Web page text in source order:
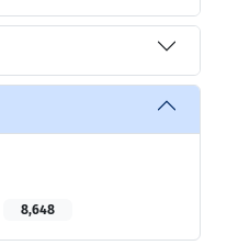
8,648